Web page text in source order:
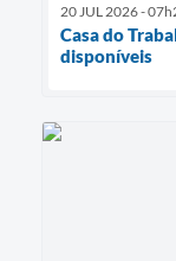
20 JUL 2026 -
Casa do
disponíveis